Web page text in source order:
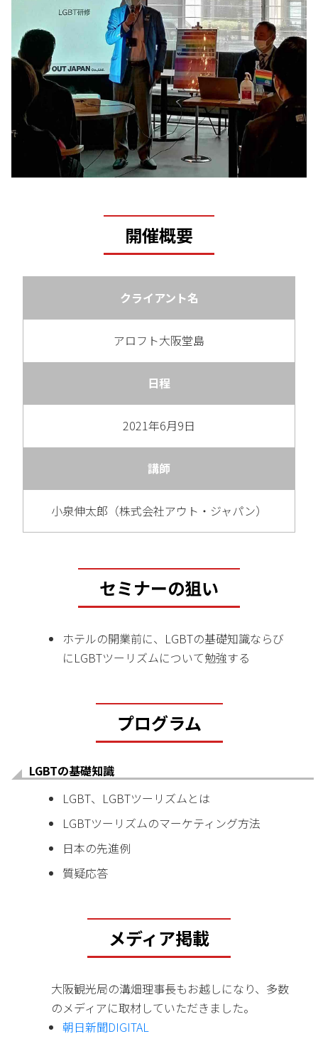
開催概要
クライアント名
アロフト大阪堂島
日程
2021年6月9日
講師
小泉伸太郎（株式会社アウト・ジャパン）
セミナーの狙い
ホテルの開業前に、LGBTの基礎知識ならび
にLGBTツーリズムについて勉強する
プログラム
LGBTの基礎知識
LGBT、LGBTツーリズムとは
LGBTツーリズムのマーケティング方法
日本の先進例
質疑応答
メディア掲載
大阪観光局の溝畑理事長もお越しになり、多数
のメディアに取材していただきました。
朝日新聞DIGITAL